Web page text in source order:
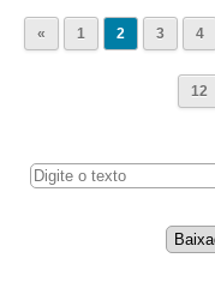
« 1 2 3 4
12